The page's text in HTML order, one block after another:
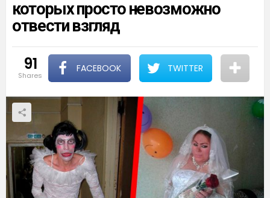
которых просто невозможно
отвести взгляд
91
shares
FACEBOOK TWITTER